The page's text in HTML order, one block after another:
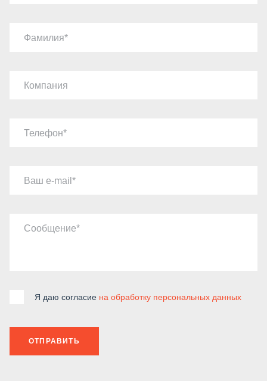
Фамилия
Компания
Телефон
Ваш e-mail
Сообщение
Я даю согласие на обработку персональных данных
ОТПРАВИТЬ